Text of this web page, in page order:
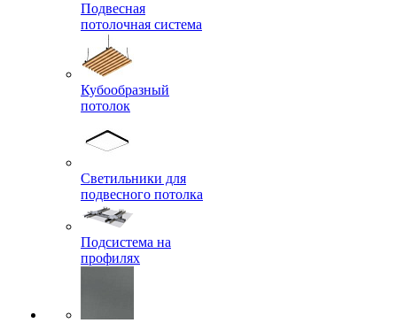
Подвесная
потолочная система
Кубообразный
потолок
Светильники для
подвесного потолка
Подсистема на
профилях